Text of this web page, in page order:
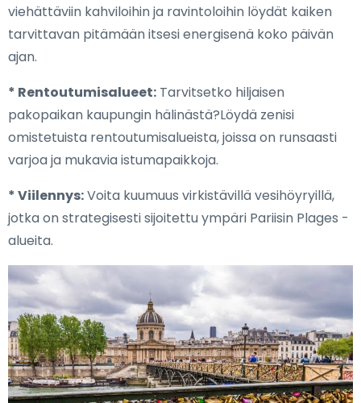
viehättäviin kahviloihin ja ravintoloihin löydät kaiken
tarvittavan pitämään itsesi energisenä koko päivän
ajan.
* Rentoutumisalueet: Tarvitsetko hiljaisen
pakopaikan kaupungin hälinästä?Löydä zenisi
omistetuista rentoutumisalueista, joissa on runsaasti
varjoa ja mukavia istumapaikkoja.
* Viilennys:Voita kuumuus virkistävillä vesihöyryillä,
jotka on strategisesti sijoitettu ympäri Pariisin Plages -
alueita.